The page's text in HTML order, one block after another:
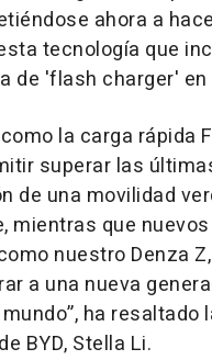
ahora a
tecnología que
de 'flash charger' en
la carga rápida
superar las
de una movilidad
mientras que
nuestro Denza
a una nueva
ha resaltado
BYD, Stella Li.